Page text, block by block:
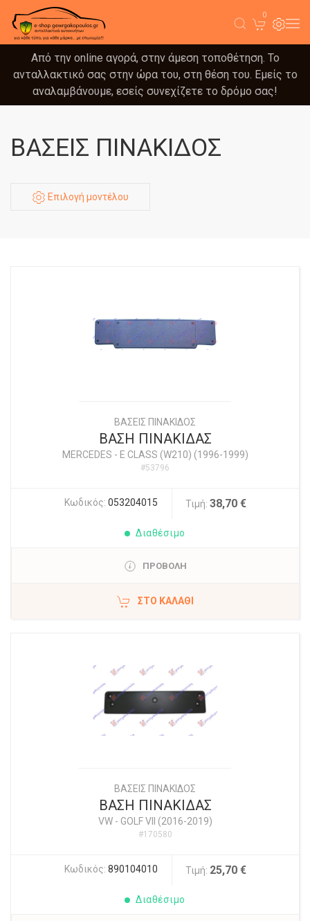
0
Από την online αγορά, στην άμεση τοποθέτηση. Το
ανταλλακτικό σας στην ώρα του, στη θέση του. Εμείς το
αναλαμβάνουμε, εσείς συνεχίζετε το δρόμο σας!
ΒΑΣΕΙΣ ΠΙΝΑΚΙΔΟΣ
Επιλογή μοντέλου
ΒΑΣΕΙΣ ΠΙΝΑΚΙΔΟΣ
ΒΑΣΗ ΠΙΝΑΚΙΔΑΣ
MERCEDES - E CLASS (W210) (1996-1999)
#53796
Κωδικός: 053204015 Τιμή: 38,70 €
Διαθέσιμο
ΠΡΟΒΟΛΗ
ΣΤΟ ΚΑΛΆΘΙ
ΒΑΣΕΙΣ ΠΙΝΑΚΙΔΟΣ
ΒΑΣΗ ΠΙΝΑΚΙΔΑΣ
VW- GOLF VII (2016-2019)
#170580
Κωδικός: 890104010 Τιμή: 25,70 €
Διαθέσιμο